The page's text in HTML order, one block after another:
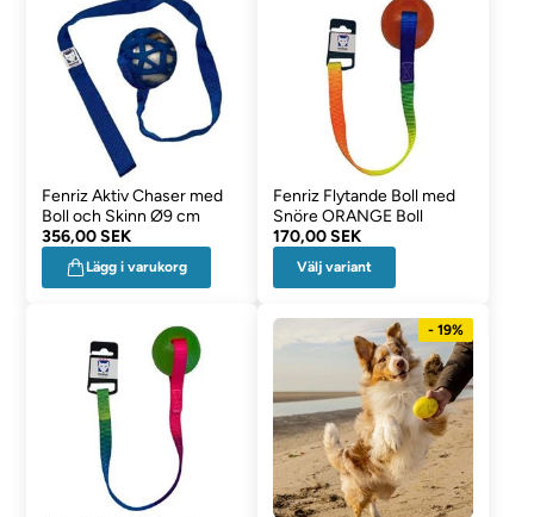
Fenriz Aktiv Chaser med
Boll och Skinn Ø9 cm
356,00 SEK
Lägg i varukorg
Fenriz Flytande Boll med
Snöre ORANGE Boll
170,00 SEK
Välj variant
- 19%